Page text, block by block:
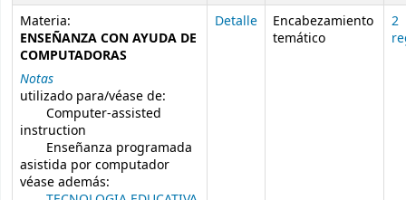
Materia:
ENSEÑANZA CON AYUDA DE
COMPUTADORAS
Notas
utilizado para/véase de:
Computer-assisted
instruction
Enseñanza programada
asistida por computador
véase además:
Detalle
Encabezamiento
temático
2